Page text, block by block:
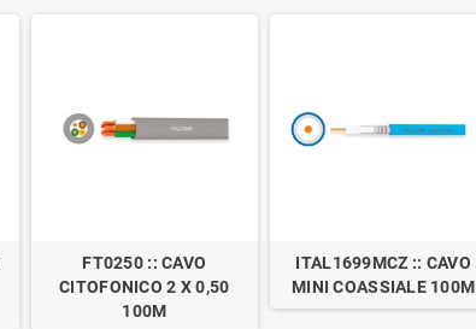
FT0250 :: CAVO
CITOFONICO 2 X 0,50
100M
ITAL1699MCZ :: CAVO
MINI COASSIALE 100M